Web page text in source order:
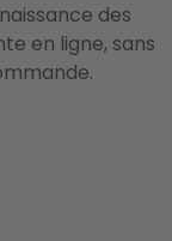
des
en ligne, sans